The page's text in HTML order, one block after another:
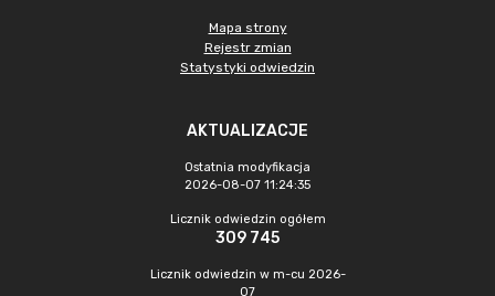
Mapa strony
Rejestr zmian
Statystyki odwiedzin
AKTUALIZACJE
Ostatnia modyfikacja
2026-08-07 11:24:35
Licznik odwiedzin ogółem
309 745
Licznik odwiedzin w m-cu 2026-
07